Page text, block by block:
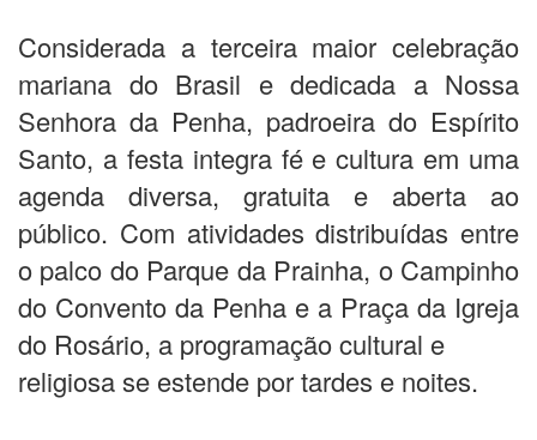
Considerada a terceira maior celebração
mariana do Brasil e dedicada a Nossa
Senhora da Penha, padroeira do Espírito
Santo, a festa integra fé e cultura em uma
agenda diversa, gratuita e aberta ao
público. Com atividades distribuídas entre
o palco do Parque da Prainha, o Campinho
do Convento da Penha e a Praça da Igreja
do Rosário, a programação cultural e
religiosa se estende por tardes e noites.